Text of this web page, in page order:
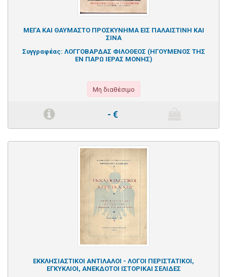
ΜΕΓΑ ΚΑΙ ΘΑΥΜΑΣΤΟ ΠΡΟΣΚΥΝΗΜΑ ΕΙΣ ΠΑΛΑΙΣΤΙΝΗ ΚΑΙ
ΣΙΝΑ
Συγγραφέας: ΛΟΓΓΟΒΑΡΔΑΣ ΦΙΛΟΘΕΟΣ (ΗΓΟΥΜΕΝΟΣ ΤΗΣ
ΕΝ ΠΑΡΩ ΙΕΡΑΣ ΜΟΝΗΣ)
Μη διαθέσιμο
- €
ΕΚΚΛΗΣΙΑΣΤΙΚΟΙ ΑΝΤΙΛΑΛΟΙ - ΛΟΓΟΙ ΠΕΡΙΣΤΑΤΙΚΟΙ,
ΕΓΚΥΚΛΙΟΙ, ΑΝΕΚΔΟΤΟΙ ΙΣΤΟΡΙΚΑΙ ΣΕΛΙΔΕΣ